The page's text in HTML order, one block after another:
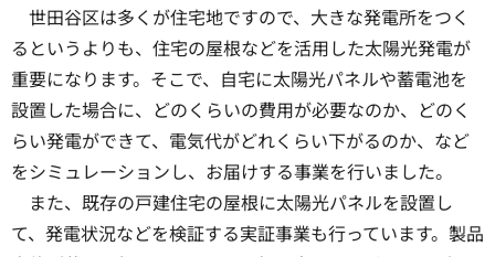
世田谷区は多くが住宅地ですので、大きな発電所をつく
るというよりも、住宅の屋根などを活用した太陽光発電が
重要になります。そこで、自宅に太陽光パネルや蓄電池を
設置した場合に、どのくらいの費用が必要なのか、どのく
らい発電ができて、電気代がどれくらい下がるのか、など
をシミュレーションし、お届けする事業を行いました。
また、既存の戸建住宅の屋根に太陽光パネルを設置し
て、発電状況などを検証する実証事業も行っています。製品